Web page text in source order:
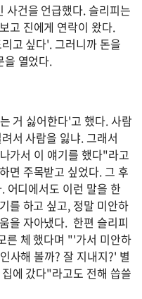
사건을 언급했다. 슬리피는
고 진에게 연락이 왔다.
고 싶다'. 그러니까 돈을
열었다.
거 싫어한다'고 했다. 사람
서 사람을 잃냐. 그래서
가서 이 얘기를 했다"라고
면 주목받고 싶었다. 그 후
어디에서도 이런 말을 한
를 하고 싶고, 정말 미안하
을 자아냈다. 한편 슬리피
른 체 했다며 "'가서 미안하
사해 볼까? 잘 지내지?' 별
에 갔다"라고도 전해 씁쓸